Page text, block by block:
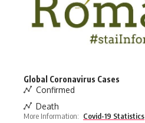
Global Coronavirus Cases
Confirmed
Death
More Information: Covid-19 Statistics